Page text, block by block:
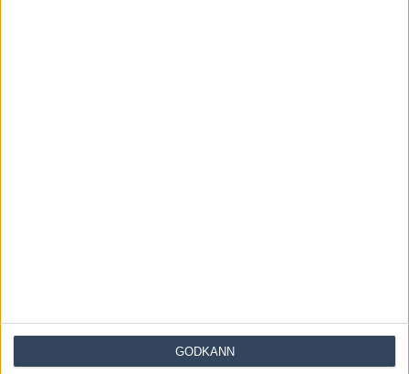
GODKÄNN
Save my name, email, and website in this browser for the